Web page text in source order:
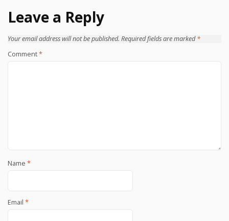
Leave a Reply
Your email address will not be published. Required fields are marked*
Comment*
Name *
Email *